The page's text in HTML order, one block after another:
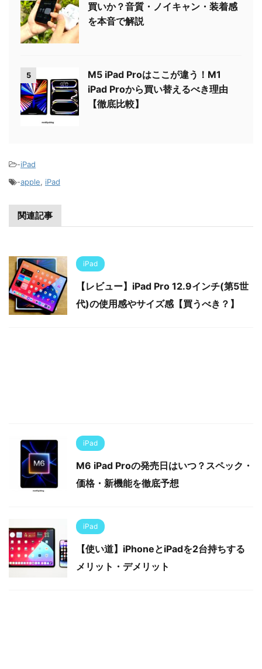
買いか？音質・ノイキャン・装着感
を本音で解説
5
M5 iPad Proはここが違う！M1
iPad Proから買い替えるべき理由
【徹底比較】
-iPad
-apple, iPad
関連記事
iPad
【レビュー】iPad Pro 12.9インチ(第5世
代)の使用感やサイズ感【買うべき？】
iPad
M6 iPad Proの発売日はいつ？スペック・
価格・新機能を徹底予想
iPad
【使い道】iPhoneとiPadを2台持ちする
メリット・デメリット